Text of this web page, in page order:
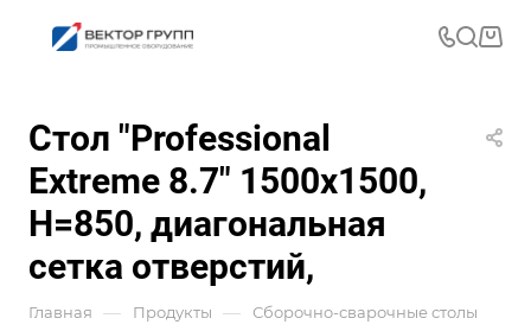
Стол "Professional
Extreme 8.7" 1500x1500,
H=850, диагональная
сетка отверстий,
Главная — Продукты — Сборочно-сварочные столы